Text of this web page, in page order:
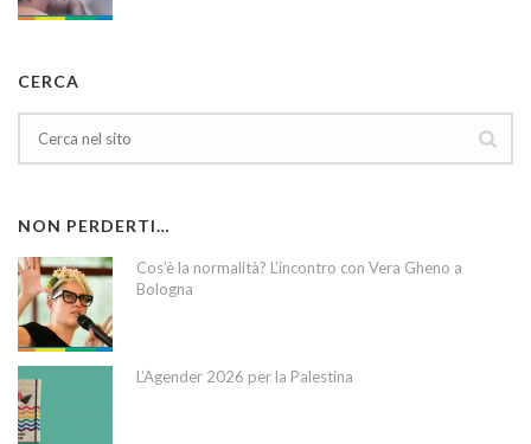
CERCA
NON PERDERTI…
Cos’è la normalità? L’incontro con Vera Gheno a
Bologna
L’Agender 2026 per la Palestina